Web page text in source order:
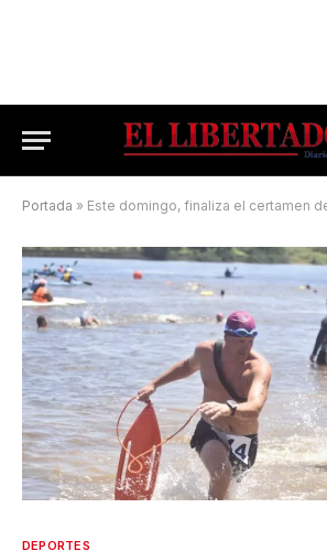
Portada » Este domingo, finaliza el certamen de Aguas
DEPORTES